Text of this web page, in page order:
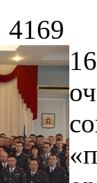
4169